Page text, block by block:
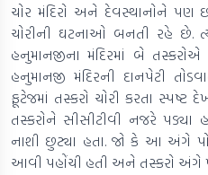
ચોર મંદિરો અને દેવસ્થાનોને પણ
ચોરીની ઘટનાઓ બનતી રહે છે.
હનુમાનજીના મંદિરમાં બે તસ્કરોએ
હનુમાનજી મંદિરની દાનપેટી
ફૂટેજમાં તસ્કરો ચોરી કરતા સ્પષ્ટ
તસ્કરોને સીસીટીવી નજરે પડ્યા
નાશી છુટ્યા હતા. જો કે આ અંગે
આવી પહોંચી હતી અને તસ્કરો અંગે